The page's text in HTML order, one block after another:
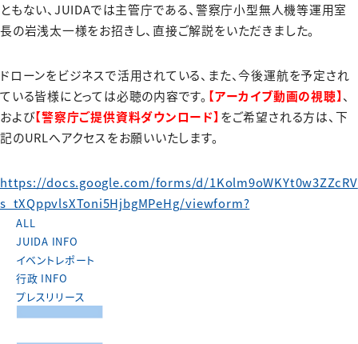
ともない、JUIDAでは主管庁である、警察庁小型無人機等運用室
長の岩浅太一様をお招きし、直接ご解説をいただきました。
ドローンをビジネスで活用されている、また、今後運航を予定され
ている皆様にとっては必聴の内容です。 【アーカイブ動画の視聴】、
および【警察庁ご提供資料ダウンロード】 をご希望される方は、下
記のURLへアクセスをお願いいたします。
https://docs.google.com/forms/d/1Kolm9oWKYt0w3ZZcRV
s_tXQppvlsXToni5HjbgMPeHg/viewform?
ALL
JUIDA INFO
イベントレポート
行政 INFO
プレスリリース